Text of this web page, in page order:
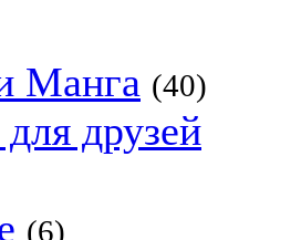
Манга (40)
друзей
(6)